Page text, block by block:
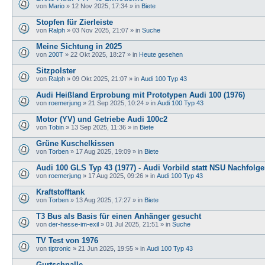
von Mario » 12 Nov 2025, 17:34 » in Biete
Stopfen für Zierleiste
von Ralph » 03 Nov 2025, 21:07 » in Suche
Meine Sichtung in 2025
von 200T » 22 Okt 2025, 18:27 » in Heute gesehen
Sitzpolster
von Ralph » 09 Okt 2025, 21:07 » in Audi 100 Typ 43
Audi Heißland Erprobung mit Prototypen Audi 100 (1976)
von roemerjung » 21 Sep 2025, 10:24 » in Audi 100 Typ 43
Motor (YV) und Getriebe Audi 100c2
von Tobin » 13 Sep 2025, 11:36 » in Biete
Grüne Kuschelkissen
von Torben » 17 Aug 2025, 19:09 » in Biete
Audi 100 GLS Typ 43 (1977) - Audi Vorbild statt NSU
von roemerjung » 17 Aug 2025, 09:26 » in Audi 100 Typ 43
Kraftstofftank
von Torben » 13 Aug 2025, 17:27 » in Biete
T3 Bus als Basis für einen Anhänger gesucht
von der-hesse-im-exil » 01 Jul 2025, 21:51 » in Suche
TV Test von 1976
von tiptronic » 21 Jun 2025, 19:55 » in Audi 100 Typ 43